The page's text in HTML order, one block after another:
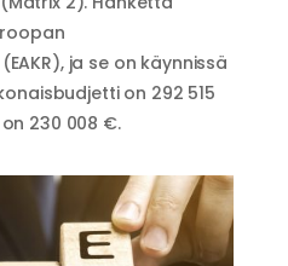
ja se on käynnissä
on 292 515
230 008 €.